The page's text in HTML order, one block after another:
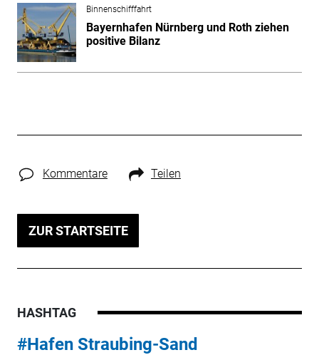
Binnenschifffahrt
Bayernhafen Nürnberg und Roth ziehen
positive Bilanz
Kommentare Teilen
ZUR STARTSEITE
HASHTAG
#Hafen Straubing-Sand